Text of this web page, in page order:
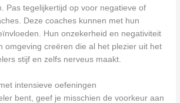
Pas tegelijkertijd op voor negatieve of
Deze coaches kunnen met hun
Hun onzekerheid en negativiteit
omgeving creëren die al het plezier uit het
stijf en zelfs nerveus maakt.
intensieve oefeningen
bent, geef je misschien de voorkeur aan